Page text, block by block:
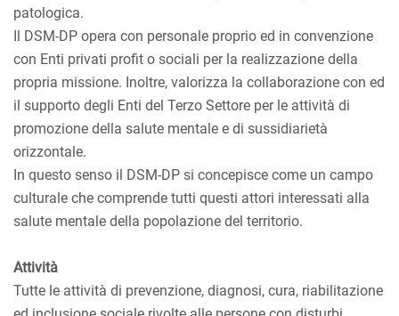
patologica.
Il DSM-DP opera con personale proprio ed in convenzione
con Enti privati profit o sociali per la realizzazione della
propria missione. Inoltre, valorizza la collaborazione con ed
il supporto degli Enti del Terzo Settore per le attività di
promozione della salute mentale e di sussidiarietà
orizzontale.
In questo senso il DSM-DP si concepisce come un campo
culturale che comprende tutti questi attori interessati alla
salute mentale della popolazione del territorio.
Attività
Tutte le attività di prevenzione, diagnosi, cura, riabilitazione